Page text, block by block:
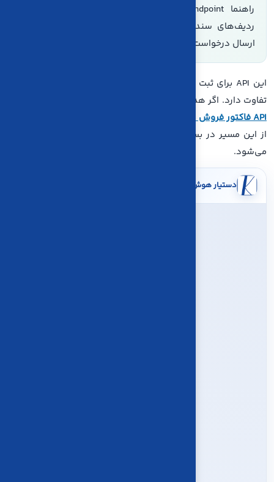
ارسال درخواست توضیح داده شده است.
این API برای ثبت
تفاوت دارد. اگر هدف شما ایجاد فاکتور فروش است، ابتدا
API فاکتور فروش کاریا حساب
از این مسیر در بستر
می‌شود.